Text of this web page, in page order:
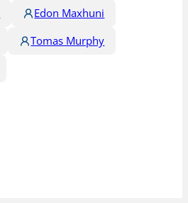
Edon Maxhuni
Tomas Murphy